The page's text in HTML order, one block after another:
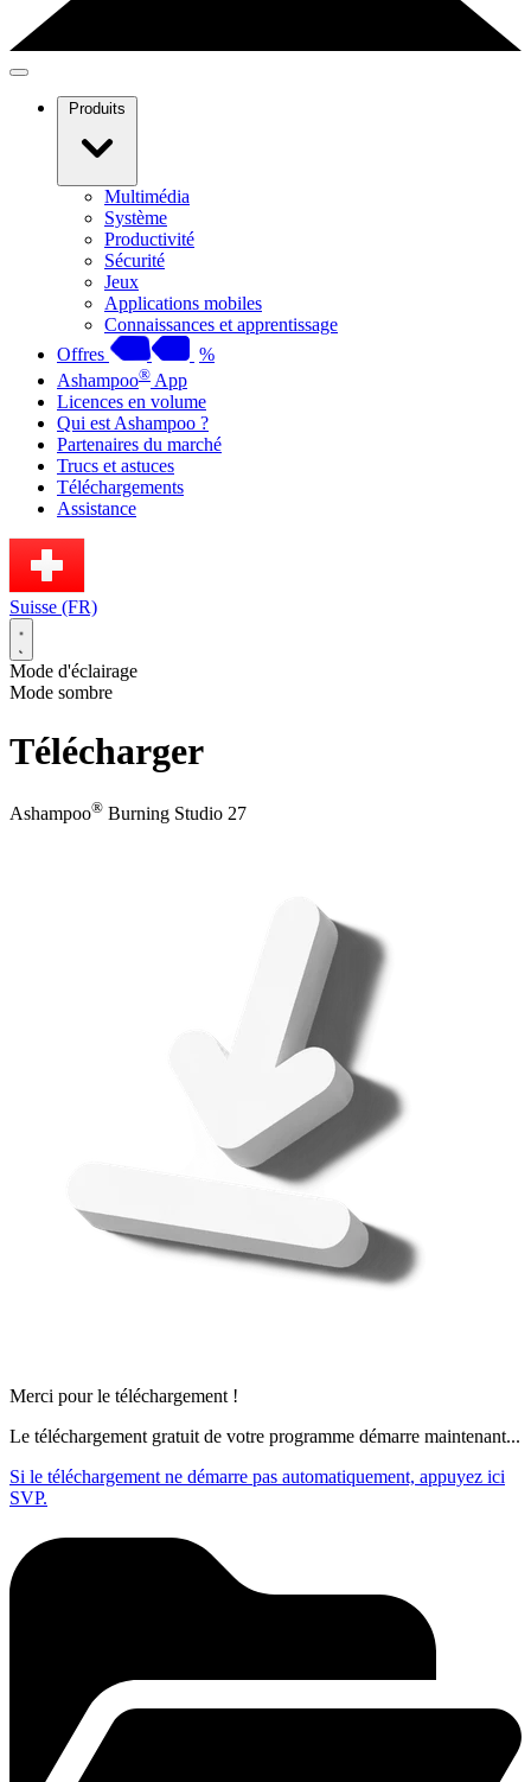
Produits
Multimédia
Système
Productivité
Sécurité
Jeux
Applications mobiles
Connaissances et apprentissage
Offres
%
Ashampoo® App
Licences en volume
Qui est Ashampoo ?
Partenaires du marché
Trucs et astuces
Téléchargements
Assistance
Suisse (FR)
Mode d'éclairage
Mode sombre
Télécharger
Ashampoo® Burning Studio 27
Merci pour le téléchargement !
Le téléchargement gratuit de votre programme démarre maintenant...
Si le téléchargement ne démarre pas automatiquement, appuyez ici
SVP.